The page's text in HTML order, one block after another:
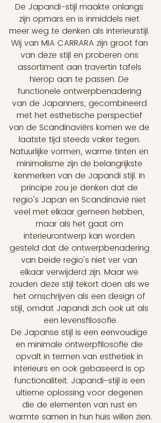
De Japandi-stijl maakte onlangs
zijn opmars en is inmiddels niet
meer weg te denken als interieurstijl.
Wij van MIA CARRARA zijn groot fan
van deze stijl en proberen ons
assortiment aan travertin tafels
hierop aan te passen. De
functionele ontwerpbenadering
van de Japanners, gecombineerd
met het esthetische perspectief
van de Scandinaviërs komen we de
laatste tijd steeds vaker tegen.
Natuurlijke vormen, warme tinten en
minimalisme zijn de belangrijkste
kenmerken van de Japandi stijl. In
principe zou je denken dat de
regio's Japan en Scandinavië niet
veel met elkaar gemeen hebben,
maar als het gaat om
interieurontwerp kan worden
gesteld dat de ontwerpbenadering
van beide regio's niet ver van
elkaar verwijderd zijn. Maar we
zouden deze stijl tekort doen als we
het omschrijven als een design of
stijl, omdat Japandi zich ook uit als
een levensfilosofie.
De Japanse stijl is een eenvoudige
en minimale ontwerpfilosofie die
opvalt in termen van esthetiek in
interieurs en ook gebaseerd is op
functionaliteit. Japandi-stijl is een
ultieme oplossing voor degenen
die de elementen van rust en
warmte samen in hun huis willen zien.